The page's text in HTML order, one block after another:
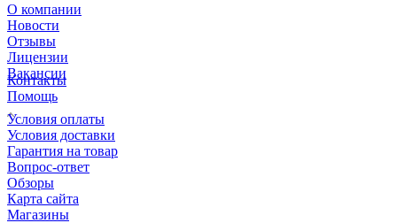
О компании
Новости
Отзывы
Лицензии
Вакансии
Контакты
Помощь
Условия оплаты
Условия доставки
Гарантия на товар
Вопрос-ответ
Обзоры
Карта сайта
Магазины